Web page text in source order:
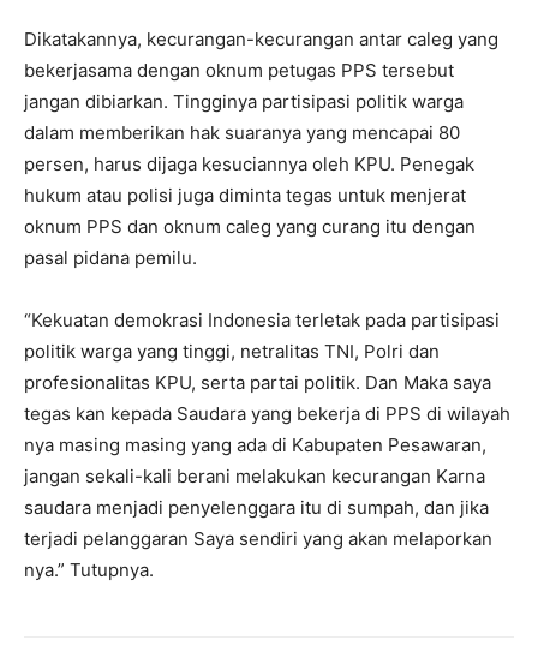
Dikatakannya, kecurangan-kecurangan antar caleg yang
bekerjasama dengan oknum petugas PPS tersebut
jangan dibiarkan. Tingginya partisipasi politik warga
dalam memberikan hak suaranya yang mencapai 80
persen, harus dijaga kesuciannya oleh KPU. Penegak
hukum atau polisi juga diminta tegas untuk menjerat
oknum PPS dan oknum caleg yang curang itu dengan
pasal pidana pemilu.
“Kekuatan demokrasi Indonesia terletak pada partisipasi
politik warga yang tinggi, netralitas TNI, Polri dan
profesionalitas KPU, serta partai politik. Dan Maka saya
tegas kan kepada Saudara yang bekerja di PPS di wilayah
nya masing masing yang ada di Kabupaten Pesawaran,
jangan sekali-kali berani melakukan kecurangan Karna
saudara menjadi penyelenggara itu di sumpah, dan jika
terjadi pelanggaran Saya sendiri yang akan melaporkan
nya.” Tutupnya.